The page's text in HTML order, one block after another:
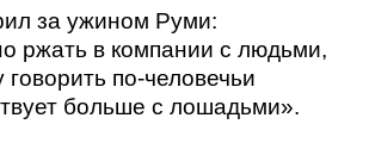
за ужином Руми:
ржать в компании с людьми,
говорить по-человечьи
больше с лошадьми».